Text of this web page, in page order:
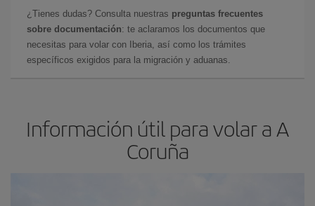
¿Tienes dudas? Consulta nuestras preguntas frecuentes
sobre documentación: te aclaramos los documentos que
necesitas para volar con Iberia, así como los trámites
específicos exigidos para la migración y aduanas.
Información útil para volar a A
Coruña